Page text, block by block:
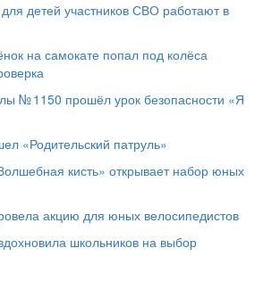
детей участников СВО работают в
на самокате попал под колёса
№ 1150 прошёл урок безопасности «Я
«Родительский патруль»
кисть» открывает набор юных
акцию для юных велосипедистов
школьников на выбор